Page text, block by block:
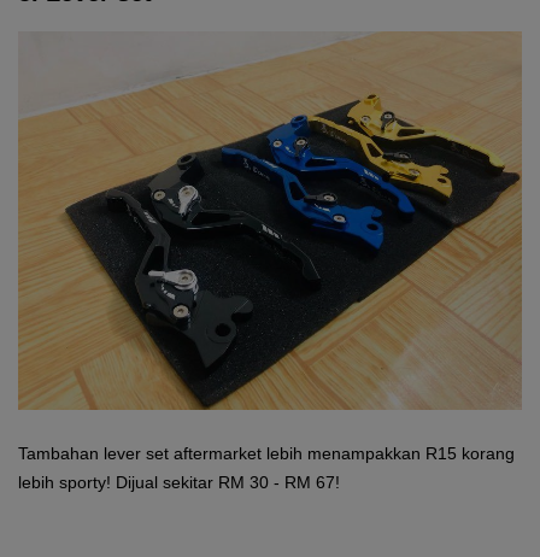
Tambahan lever set aftermarket lebih menampakkan R15 korang
lebih sporty! Dijual sekitar RM 30 - RM 67!